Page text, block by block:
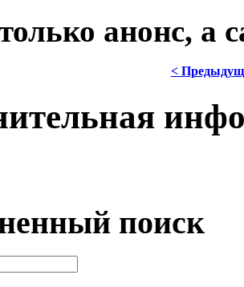
анонс, а
<
поиск